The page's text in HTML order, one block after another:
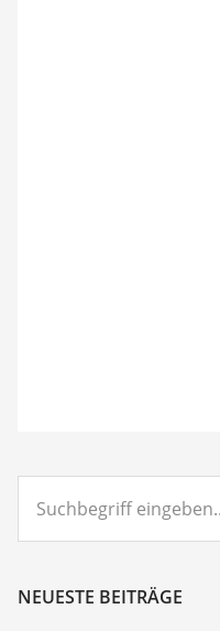
eingeben...
NEUESTE BEITRÄGE